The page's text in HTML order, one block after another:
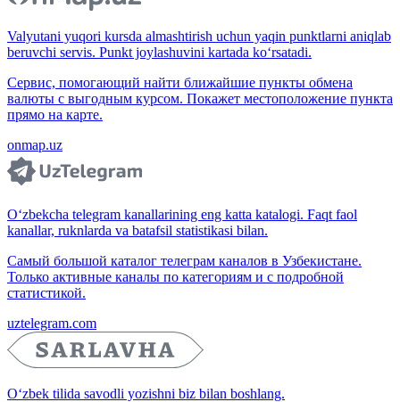
Valyutani yuqori kursda almashtirish uchun yaqin punktlarni aniqlab
beruvchi servis. Punkt joylashuvini kartada ko‘rsatadi.
Сервис, помогающий найти ближайшие пункты обмена
валюты с выгодным курсом. Покажет местоположение пункта
прямо на карте.
onmap.uz
O‘zbekcha telegram kanallarining eng katta katalogi. Faqt faol
kanallar, ruknlarda va batafsil statistikasi bilan.
Самый большой каталог телеграм каналов в Узбекистане.
Только активные каналы по категориям и с подробной
статистикой.
uztelegram.com
O‘zbek tilida savodli yozishni biz bilan boshlang.